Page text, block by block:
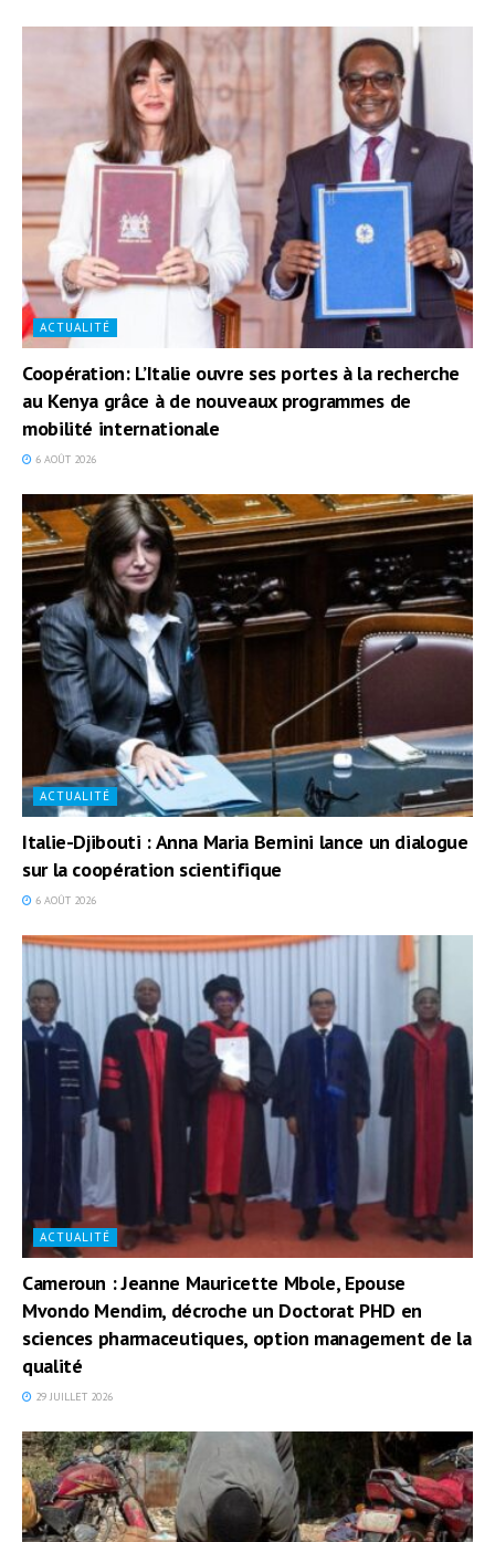
ACTUALITÉ
Coopération: L’Italie ouvre ses portes à la recherche
au Kenya grâce à de nouveaux programmes de
mobilité internationale
6 AOÛT 2026
ACTUALITÉ
Italie-Djibouti : Anna Maria Bernini lance un dialogue
sur la coopération scientifique
6 AOÛT 2026
ACTUALITÉ
Cameroun : Jeanne Mauricette Mbole, Epouse
Mvondo Mendim, décroche un Doctorat PHD en
sciences pharmaceutiques, option management de la
qualité
29 JUILLET 2026